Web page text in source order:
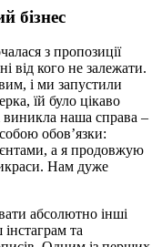
бізнес
з пропозиції
від кого не залежати.
і ми запустили
їй було цікаво
наша справа –
обов’язки:
а я продовжую
Нам дуже
абсолютно інші
та